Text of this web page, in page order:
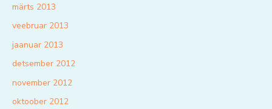
märts 2013
veebruar 2013
jaanuar 2013
detsember 2012
november 2012
oktoober 2012